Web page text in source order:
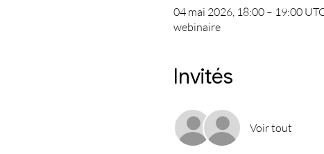
04 mai 2026, 18:00 – 19:00
webinaire
Invités
Voir tout